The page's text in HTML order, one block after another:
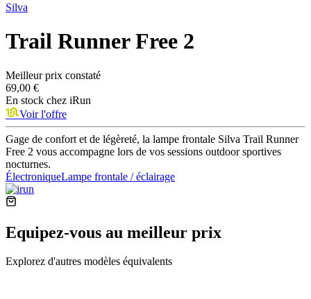
Silva
Trail Runner Free 2
Meilleur prix constaté
69,00 €
En stock chez iRun
Voir l'offre
Gage de confort et de légèreté, la lampe frontale Silva Trail Runner
Free 2 vous accompagne lors de vos sessions outdoor sportives
nocturnes.
ÉlectroniqueLampe frontale / éclairage
Equipez-vous au meilleur prix
Explorez d'autres modèles équivalents